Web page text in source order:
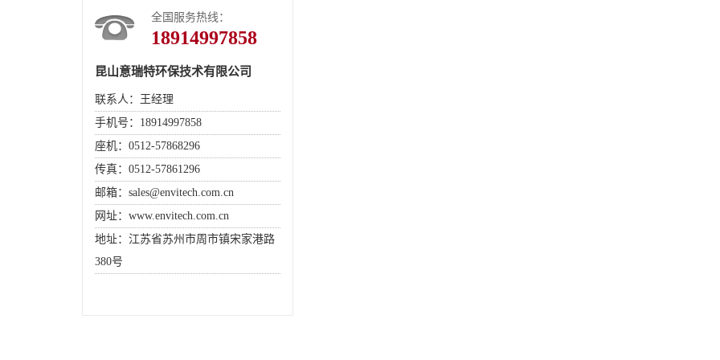
全国服务热线：
18914997858
昆山意瑞特环保技术有限公司
联系人：王经理
手机号：18914997858
座机：0512-57868296
传真：0512-57861296
邮箱：sales@envitech.com.cn
网址：www.envitech.com.cn
地址：江苏省苏州市周市镇宋家港路
380号